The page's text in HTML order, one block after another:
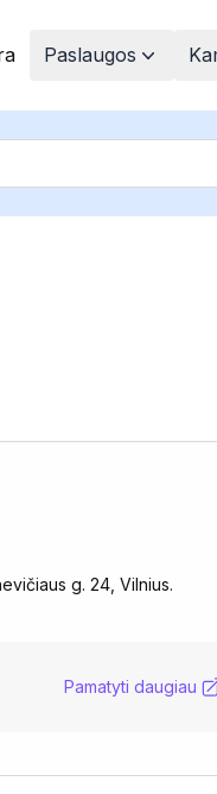
Paslaugos
g. 24, Vilnius.
Pamatyti daugiau